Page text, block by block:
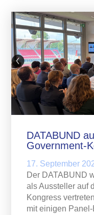
DATABUND
Government-
17. September
Der DATABUND
als Aussteller auf
Kongress
mit einigen